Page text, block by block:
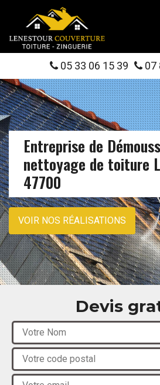
05 33 06 15 39 07
Entreprise de
nettoyage de toiture
47700
VOIR NOS RÉALISATIONS
Devis